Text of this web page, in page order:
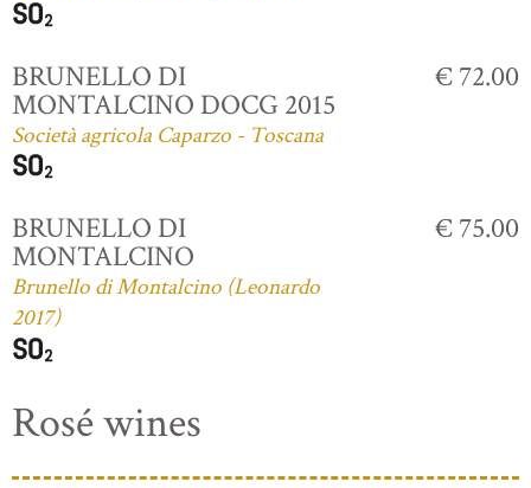
BRUNELLO DI
MONTALCINO DOCG 2015
Società agricola Caparzo - Toscana
€ 72.00
BRUNELLO DI
MONTALCINO
Brunello di Montalcino (Leonardo
2017)
€ 75.00
Rosé wines